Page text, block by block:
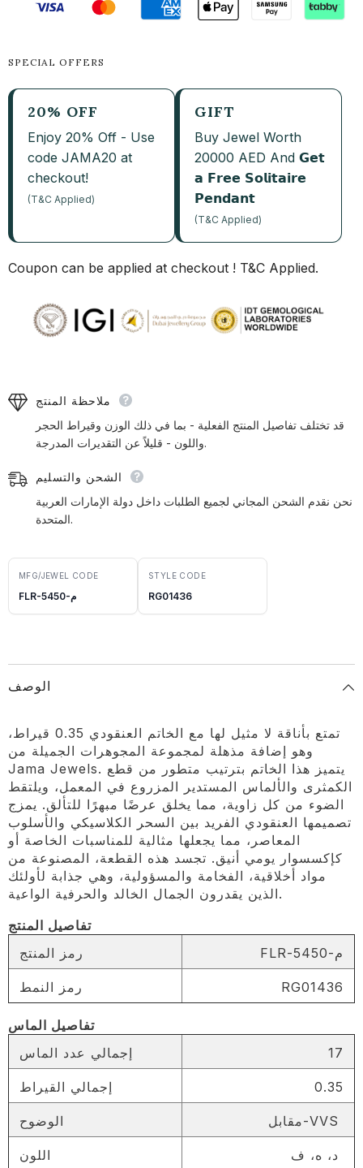
SPECIAL OFFERS
20% OFF
Enjoy 20% Off - Use
code JAMA20 at
checkout!
(T&C Applied)
GIFT
Buy Jewel Worth
20000 AED And 𝗚𝗲𝘁
𝗮 𝗙𝗿𝗲𝗲 𝗦𝗼𝗹𝗶𝘁𝗮𝗶𝗿𝗲
𝗣𝗲𝗻𝗱𝗮𝗻𝘁
(T&C Applied)
Coupon can be applied at checkout ! T&C Applied.
ملاحظة المنتج
قد تختلف تفاصيل المنتج الفعلية - بما في ذلك الوزن وقيراط الحجر
واللون - قليلاً عن التقديرات المدرجة.
الشحن والتسليم
نحن نقدم الشحن المجاني لجميع الطلبات داخل دولة الإمارات العربية
المتحدة.
MFG/JEWEL CODE
FLR-5450-م
STYLE CODE
RG01436
الوصف
تمتع بأناقة لا مثيل لها مع الخاتم العنقودي 0.35 قيراط،
وهو إضافة مذهلة لمجموعة المجوهرات الجميلة من
Jama Jewels. يتميز هذا الخاتم بترتيب متطور من قطع
الكمثرى والألماس المستدير المزروع في المعمل، ويلتقط
الضوء من كل زاوية، مما يخلق عرضًا مبهرًا للتألق. يمزج
تصميمها العنقودي الفريد بين السحر الكلاسيكي والأسلوب
المعاصر، مما يجعلها مثالية للمناسبات الخاصة أو
كإكسسوار يومي أنيق. تجسد هذه القطعة، المصنوعة من
مواد أخلاقية، الفخامة والمسؤولية، وهي جذابة لأولئك
الذين يقدرون الجمال الخالد والحرفية الواعية.
تفاصيل المنتج
رمز المنتج
FLR-5450-م
رمز النمط RG01436
تفاصيل الماس
إجمالي عدد الماس
17
إجمالي القيراط 0.35
الوضوح مقابل-VVS
اللون